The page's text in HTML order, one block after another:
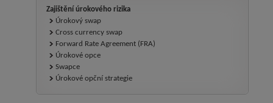
Zajištění úrokového rizika
Úrokový swap
Cross currency swap
Forward Rate Agreement (FRA)
Úrokové opce
Swapce
Úrokové opční strategie